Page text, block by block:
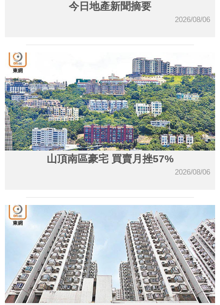
今日地產新聞摘要
2026/08/06
山頂南區豪宅 買賣月挫57%
2026/08/06